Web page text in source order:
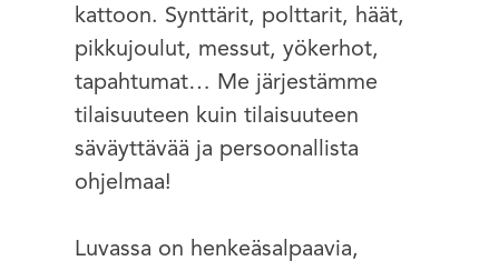
kattoon. Synttärit, polttarit, häät,
pikkujoulut, messut, yökerhot,
tapahtumat… Me järjestämme
tilaisuuteen kuin tilaisuuteen
säväyttävää ja persoonallista
ohjelmaa!
Luvassa on henkeäsalpaavia,